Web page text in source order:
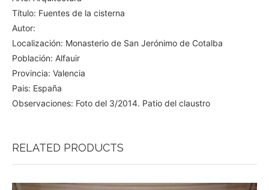
Título: Fuentes de la cisterna
Autor:
Localización: Monasterio de San Jerónimo de Cotalba
Población: Alfauir
Provincia: Valencia
Pais: España
Observaciones: Foto del 3/2014. Patio del claustro
RELATED PRODUCTS